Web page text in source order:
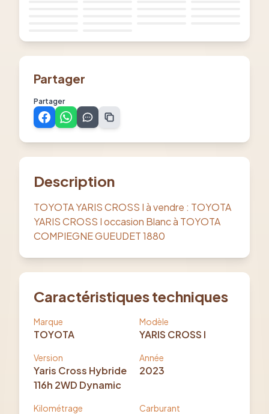
Partager
Partager
Description
TOYOTA YARIS CROSS I à vendre : TOYOTA
YARIS CROSS I occasion Blanc à TOYOTA
COMPIEGNE GUEUDET 1880
Caractéristiques techniques
Marque
TOYOTA
Modèle
YARIS CROSS I
Version
Yaris Cross Hybride
116h 2WD Dynamic
Année
2023
Kilométrage Carburant